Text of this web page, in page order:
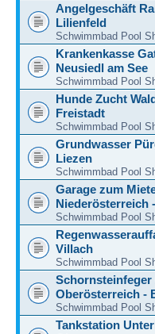
Angelgeschäft
Lilienfeld
Schwimmbad Pool
Krankenkasse
Neusiedl am See
Schwimmbad Pool
Hunde Zucht
Freistadt
Schwimmbad Pool
Grundwasser
Liezen
Schwimmbad Pool
Garage zum
Niederösterreich
Schwimmbad Pool
Villach
Schwimmbad Pool
Oberösterreich -
Schwimmbad Pool
Tankstation